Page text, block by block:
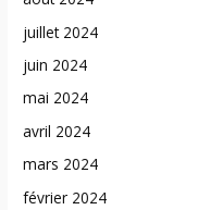
juillet 2024
juin 2024
mai 2024
avril 2024
mars 2024
février 2024